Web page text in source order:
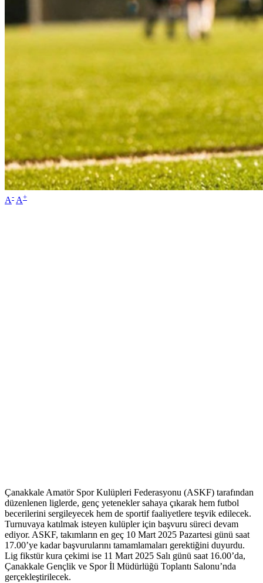
A- A+
Çanakkale Amatör Spor Kulüpleri Federasyonu (ASKF) tarafından
düzenlenen liglerde, genç yetenekler sahaya çıkarak hem futbol
becerilerini sergileyecek hem de sportif faaliyetlere teşvik edilecek.
Turnuvaya katılmak isteyen kulüpler için başvuru süreci devam
ediyor. ASKF, takımların en geç 10 Mart 2025 Pazartesi günü saat
17.00’ye kadar başvurularını tamamlamaları gerektiğini duyurdu.
Lig fikstür kura çekimi ise 11 Mart 2025 Salı günü saat 16.00’da,
Çanakkale Gençlik ve Spor İl Müdürlüğü Toplantı Salonu’nda
gerçekleştirilecek.